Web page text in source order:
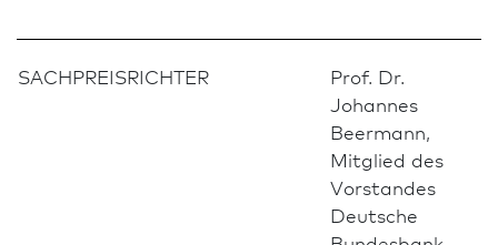
SACHPREISRICHTER
Prof. Dr.
Johannes
Beermann,
Mitglied des
Vorstandes
Deutsche